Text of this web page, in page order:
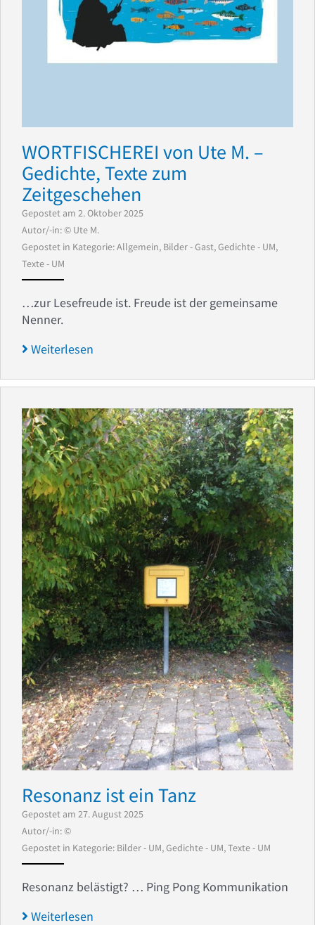
WORTFISCHEREI von Ute M. –
Gedichte, Texte zum
Zeitgeschehen
Gepostet am 2. Oktober 2025
Autor/-in: © Ute M.
Gepostet in Kategorie:Allgemein, Bilder - Gast,Gedichte - UM,
Texte - UM
…zur Lesefreude ist. Freude ist der gemeinsame
Nenner.
Weiterlesen
Resonanz ist ein Tanz
Gepostet am 27. August 2025
Autor/-in: ©
Gepostet in Kategorie: Bilder - UM,Gedichte - UM,Texte - UM
Resonanz belästigt? … Ping Pong Kommunikation
Weiterlesen